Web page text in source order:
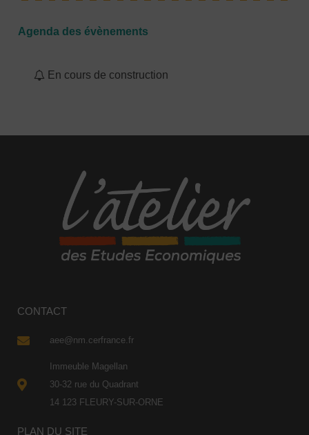
Agenda des évènements
En cours de construction
CONTACT
aee@nm.cerfrance.fr
Immeuble Magellan
30-32 rue du Quadrant
14 123 FLEURY-SUR-ORNE
PLAN DU SITE